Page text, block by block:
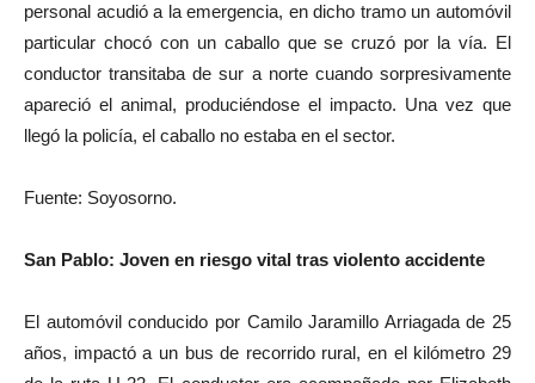
personal acudió a la emergencia, en dicho tramo un automóvil
particular chocó con un caballo que se cruzó por la vía. El
conductor transitaba de sur a norte cuando sorpresivamente
apareció el animal, produciéndose el impacto. Una vez que
llegó la policía, el caballo no estaba en el sector.
Fuente: Soyosorno.
San Pablo: Joven en riesgo vital tras violento accidente
El automóvil conducido por Camilo Jaramillo Arriagada de 25
años, impactó a un bus de recorrido rural, en el kilómetro 29